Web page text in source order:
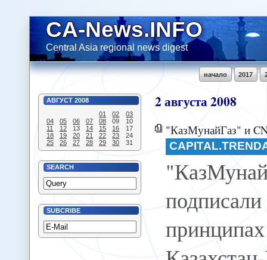
CA-News.INFO
Central Asia regional news digest
2017
начало
АВГУСТ 2008
01
02
03
04
05 06 07 08 09
10
11
12 13 14 15 16
17
18
19 20 21 22 23
24
25
26 27 28 29 30 31
SEARCH
SUBCRIBE
2августа2008
"КазМунайГаз" и CNPC подписали